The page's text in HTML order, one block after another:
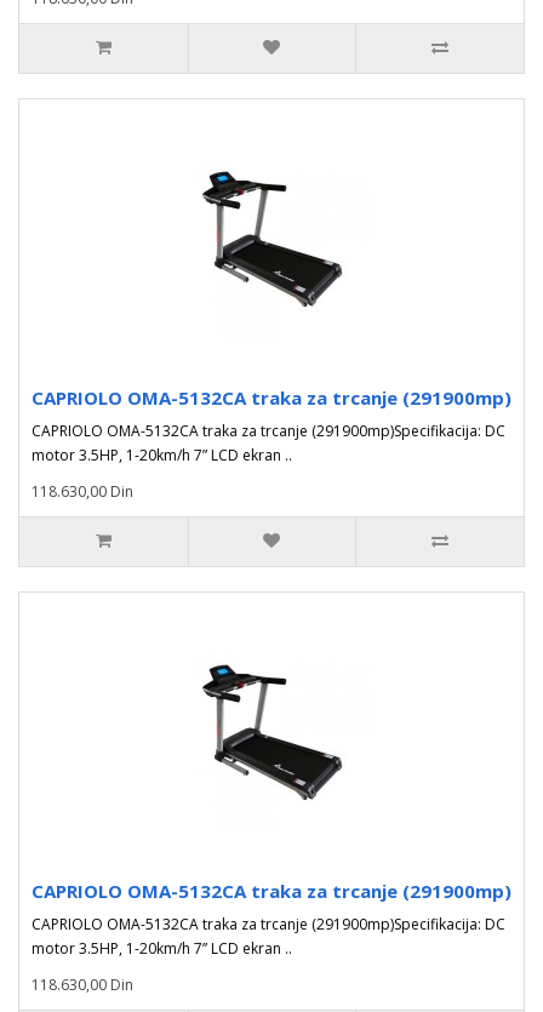
CAPRIOLO OMA-5132CA traka za trcanje (291900mp)
CAPRIOLO OMA-5132CA traka za trcanje (291900mp)Specifikacija: DC
motor 3.5HP, 1-20km/h 7” LCD ekran ..
118.630,00 Din
CAPRIOLO OMA-5132CA traka za trcanje (291900mp)
CAPRIOLO OMA-5132CA traka za trcanje (291900mp)Specifikacija: DC
motor 3.5HP, 1-20km/h 7” LCD ekran ..
118.630,00 Din